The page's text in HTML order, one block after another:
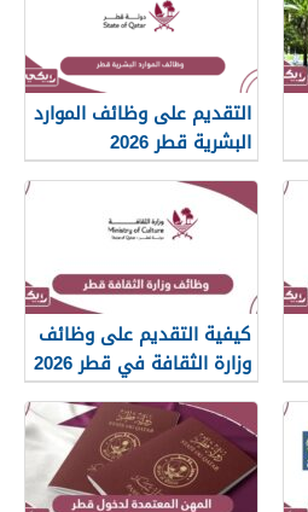
التقديم على وظائف الموارد
البشرية قطر 2026
كيفية التقديم على وظائف
وزارة الثقافة في قطر 2026